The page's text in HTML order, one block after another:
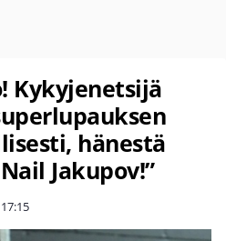
Kykyjenetsijä
hänestä
Jakupov!”
17:15